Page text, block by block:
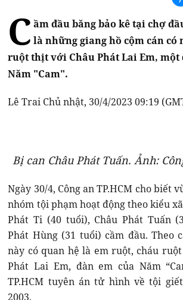
C ầm đầu băng bảo kê tại chợ
là những giang hồ cộm cán có
ruột thịt với Châu Phát Lai Em, một
Năm "Cam".
Lê Trai Chủ nhật, 30/4/2023 09:19
Bị can Châu Phát Tuấn. Ảnh:
Ngày 30/4, Công an TP.HCM cho biết
nhóm tội phạm hoạt động theo kiểu
Phát Ti (40 tuổi), Châu Phát Tuấn
Phát Hùng (31 tuổi) cầm đầu. Theo
này có quan hệ là em ruột, cháu
Phát Lai Em, đàn em của Năm
TP.HCM tuyên án tử hình về tội
2003.